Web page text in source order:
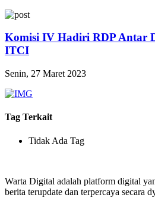
Komisi IV Hadiri RDP Antar
ITCI
Senin, 27 Maret 2023
Tag Terkait
Tidak Ada Tag
Warta Digital adalah platform digital
berita terupdate dan terpercaya secara